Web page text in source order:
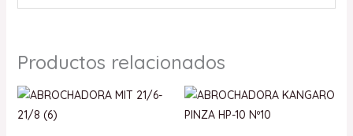
Productos relacionados